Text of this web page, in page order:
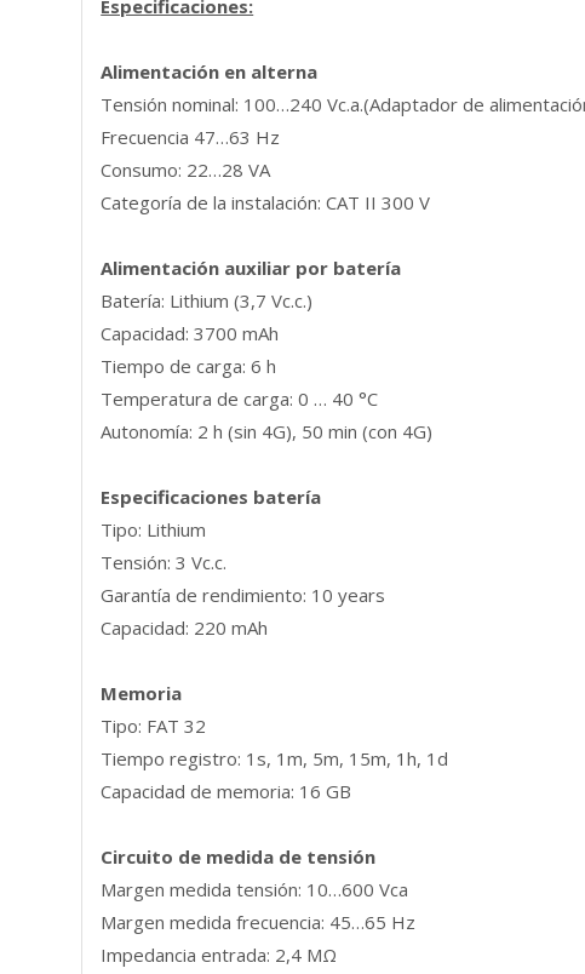
Especificaciones:
Alimentación en alterna
Tensión nominal: 100…240 Vc.a.(Adaptador de
Frecuencia 47…63 Hz
Consumo: 22…28 VA
Categoría de la instalación: CAT II 300 V
Alimentación auxiliar por batería
Batería: Lithium (3,7 Vc.c.)
Capacidad: 3700 mAh
Tiempo de carga: 6 h
Temperatura de carga: 0 … 40 °C
Autonomía: 2 h (sin 4G), 50 min (con 4G)
Especificaciones batería
Tipo: Lithium
Tensión: 3 Vc.c.
Garantía de rendimiento: 10 years
Capacidad: 220 mAh
Memoria
Tipo: FAT 32
Tiempo registro: 1s, 1m, 5m, 15m, 1h, 1d
Capacidad de memoria: 16 GB
Circuito de medida de tensión
Margen medida tensión: 10…600 Vca
Margen medida frecuencia: 45…65 Hz
Impedancia entrada: 2,4 MΩ